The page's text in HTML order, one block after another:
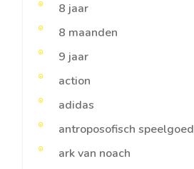
8 jaar
8 maanden
9 jaar
action
adidas
antroposofisch speelgoed
ark van noach